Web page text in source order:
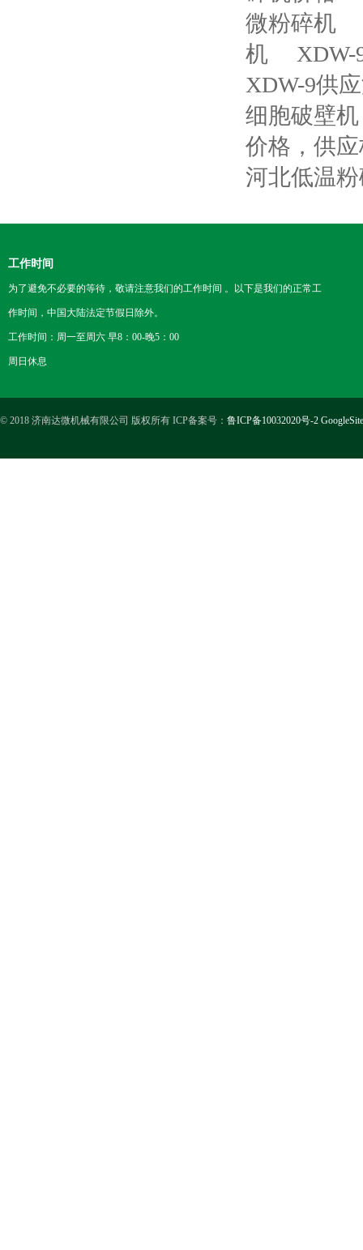
微粉碎机
机
XDW-9供
细胞破壁机
价格，供
河北低温
工作时间
为了避免不必要的等待，敬请注意我们的工作时间 。以下是我们的正常工
作时间，中国大陆法定节假日除外。
工作时间：周一至周六 早8：00-晚5：00
周日休息
© 2018 济南达微机械有限公司 版权所有 ICP备案号： 鲁ICP备10032020号-2